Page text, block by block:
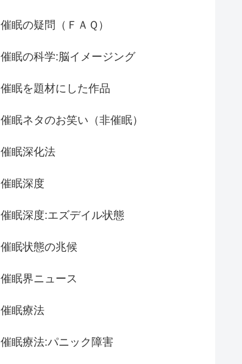
催眠の疑問（ＦＡＱ）
催眠の科学:脳イメージング
催眠を題材にした作品
催眠ネタのお笑い（非催眠）
催眠深化法
催眠深度
催眠深度:エズデイル状態
催眠状態の兆候
催眠界ニュース
催眠療法
催眠療法:パニック障害